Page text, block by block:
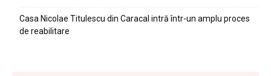
Casa Nicolae Titulescu din Caracal intră într-un amplu proces
de reabilitare